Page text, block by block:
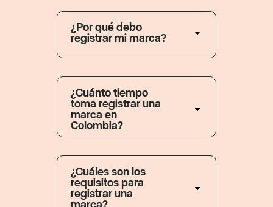
¿Por qué debo
registrar mi marca?
¿Cuánto tiempo
toma registrar una
marca en
Colombia?
¿Cuáles son los
requisitos para
registrar una